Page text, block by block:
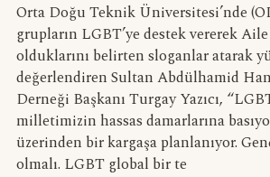
Orta Doğu Teknik Üniversitesi’nde
grupların LGBT’ye destek vererek Aile
olduklarını belirten sloganlar atarak
değerlendiren Sultan Abdülhamid
Derneği Başkanı Turgay Yazıcı,
milletimizin hassas damarlarına
üzerinden bir kargaşa planlanıyor.
olmalı. LGBT global bir te